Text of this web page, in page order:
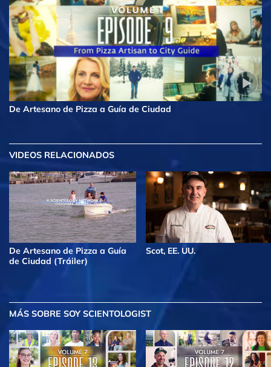
De Artesano de Pizza a Guía de Ciudad
VIDEOS RELACIONADOS
De Artesano de Pizza a Guía
de Ciudad (Tráiler)
Scot, EE. UU.
MÁS SOBRE SOY SCIENTOLOGIST